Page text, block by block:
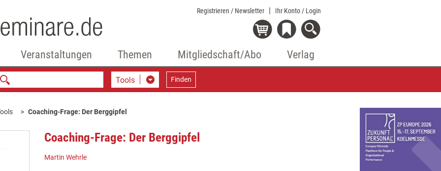
Registrieren / Newsletter Ihr Konto / Login
Veranstaltungen Themen Mitgliedschaft/Abo Verlag
Tools Finden
Coaching-Frage: Der Berggipfel
Coaching-Frage: Der Berggipfel
Martin Wehrle